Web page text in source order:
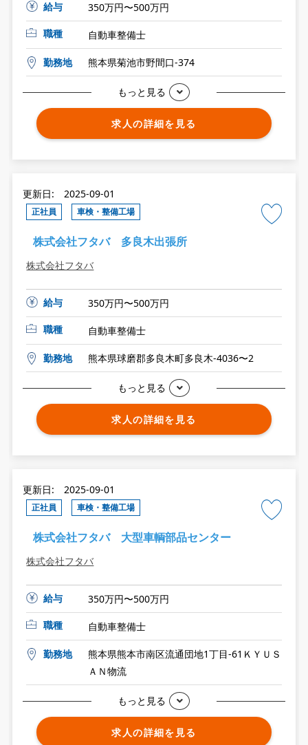
給与
350万円〜500万円
職種
自動車整備士
勤務地 熊本県菊池市野間口-374
もっと見る
求人の詳細を見る
更新日: 2025-09-01
正社員 車検・整備工場
株式会社フタバ 多良木出張所
株式会社フタバ
給与
350万円〜500万円
職種
自動車整備士
勤務地 熊本県球磨郡多良木町多良木-4036〜2
もっと見る
求人の詳細を見る
更新日: 2025-09-01
正社員 車検・整備工場
株式会社フタバ 大型車輌部品センター
株式会社フタバ
給与
350万円〜500万円
職種
自動車整備士
勤務地
熊本県熊本市南区流通団地1丁目-61ＫＹＵＳ
ＡＮ物流
もっと見る
求人の詳細を見る